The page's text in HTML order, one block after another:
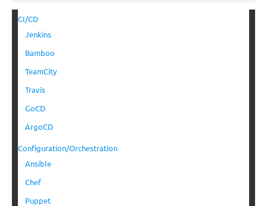
CI/CD
Jenkins
Bamboo
TeamCity
Travis
GoCD
ArgoCD
Configuration/Orchestration
Ansible
Chef
Puppet